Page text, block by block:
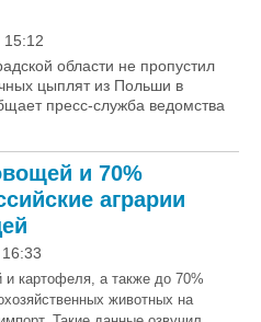
15:12
области не пропустил
цыплят из Польши в
пресс-служба ведомства
и 70%
аграрии
картофеля, а также до 70%
животных на